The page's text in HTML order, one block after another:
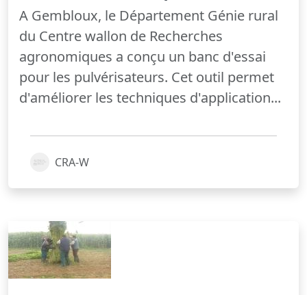
A Gembloux, le Département Génie rural
du Centre wallon de Recherches
agronomiques a conçu un banc d'essai
pour les pulvérisateurs. Cet outil permet
d'améliorer les techniques d'application...
CRA-W